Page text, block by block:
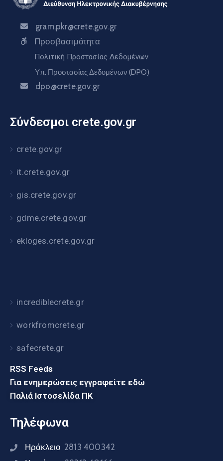
gram.pkr@crete.gov.gr
Προσβασιμότητα
Πολιτική Προστασίας Δεδομένων
Υπ. Προστασίας Δεδομένων (DPO)
dpo@crete.gov.gr
Σύνδεσμοι crete.gov.gr
crete.gov.gr
it.crete.gov.gr
gis.crete.gov.gr
gdme.crete.gov.gr
ekloges.crete.gov.gr
incrediblecrete.gr
workfromcrete.gr
safecrete.gr
RSS Feeds
Για ενημερώσεις εγγραφείτε εδώ
Παλιά Ιστοσελίδα ΠΚ
Τηλέφωνα
Ηράκλειο 2813 400342